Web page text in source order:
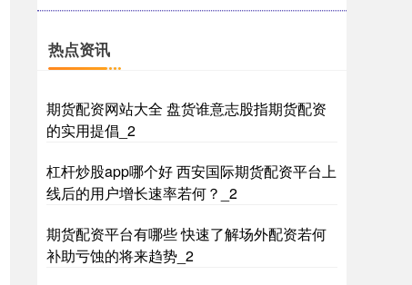
国债指数 229.69 +0.10 +0.04%
热点资讯
期货配资网站大全 盘货谁意志股指期货配资
的实用提倡_2
杠杆炒股app哪个好 西安国际期货配资平台上
线后的用户增长速率若何？_2
期货配资平台有哪些 快速了解场外配资若何
补助亏蚀的将来趋势_2